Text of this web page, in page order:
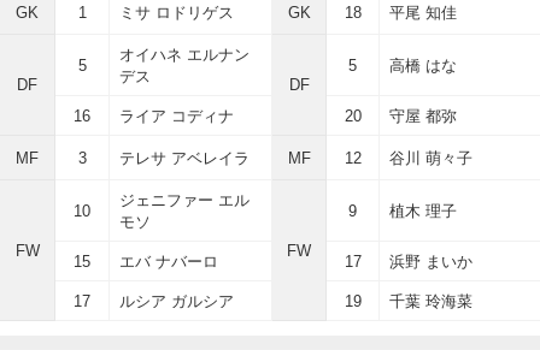
GK 1 ミサ ロドリゲス GK 18 平尾 知佳
DF
5
オイハネ エルナン
デス
DF
5 高橋 はな
16 ライア コディナ 20 守屋 都弥
MF 3 テレサ アベレイラ MF 12 谷川 萌々子
FW
10
ジェニファー エル
モソ
FW
9 植木 理子
15 エバ ナバーロ 17 浜野 まいか
17 ルシア ガルシア 19 千葉 玲海菜